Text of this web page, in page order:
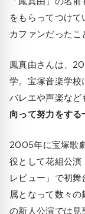
をもらってつけ
カファンだったこ
鳳真由さんは、
学。宝塚音楽学校
バレエや声楽など
向って努力をする
2005年に宝塚歌
役として花組公演
レビュー」で初
属となって数々の
の新人公演では見